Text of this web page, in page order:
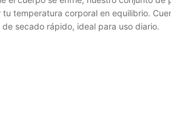
temperatura corporal en equilibrio.
secado rápido, ideal para uso diario.